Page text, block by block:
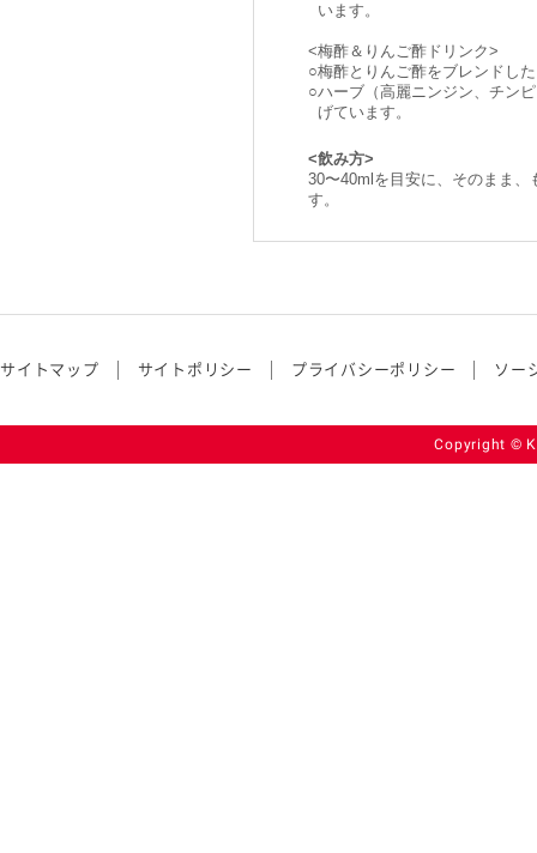
います。
<梅酢＆りんご酢ドリンク>
○梅酢とりんご酢をブレンドし
○ハーブ（高麗ニンジン、チン
げています。
<飲み方>
30〜40mlを目安に、そのまま
す。
サイトマップ サイトポリシー プライバシーポリシー ソー
Copyright ©